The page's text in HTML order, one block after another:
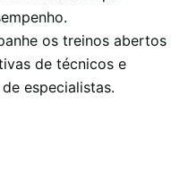
os treinos abertos
de técnicos e
especialistas.